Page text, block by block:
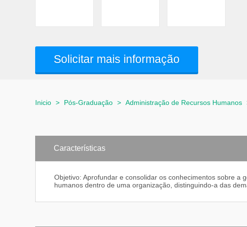
Solicitar mais informação
Inicio > Pós-Graduação > Administração de Recursos Humanos
Características
Objetivo: Aprofundar e consolidar os conhecimentos sobre a
humanos dentro de uma organização, distinguindo-a das